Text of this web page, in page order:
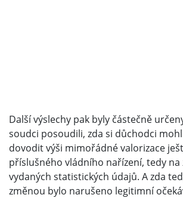
Další výslechy pak byly částečně
soudci posoudili, zda si důchodci
dovodit výši mimořádné valorizace
příslušného vládního nařízení, tedy na
vydaných statistických údajů. A zda
změnou bylo narušeno legitimní